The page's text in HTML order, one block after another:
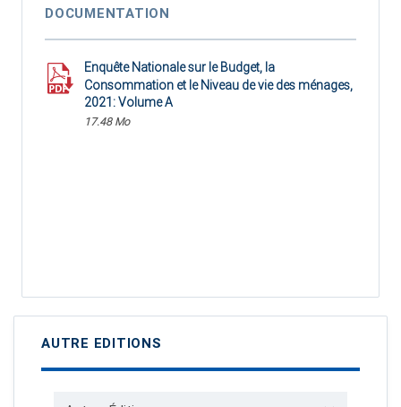
DOCUMENTATION
Enquête Nationale sur le Budget, la
Consommation et le Niveau de vie des ménages,
2021: Volume A
17.48 Mo
AUTRE EDITIONS